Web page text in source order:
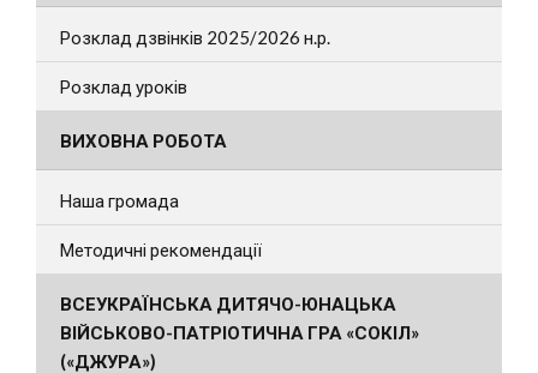
Розклад дзвінків 2025/2026 н.р.
Розклад уроків
ВИХОВНА РОБОТА
Наша громада
Методичні рекомендації
ВСЕУКРАЇНСЬКА ДИТЯЧО-ЮНАЦЬКА
ВІЙСЬКОВО-ПАТРІОТИЧНА ГРА «СОКІЛ»
(«ДЖУРА»)